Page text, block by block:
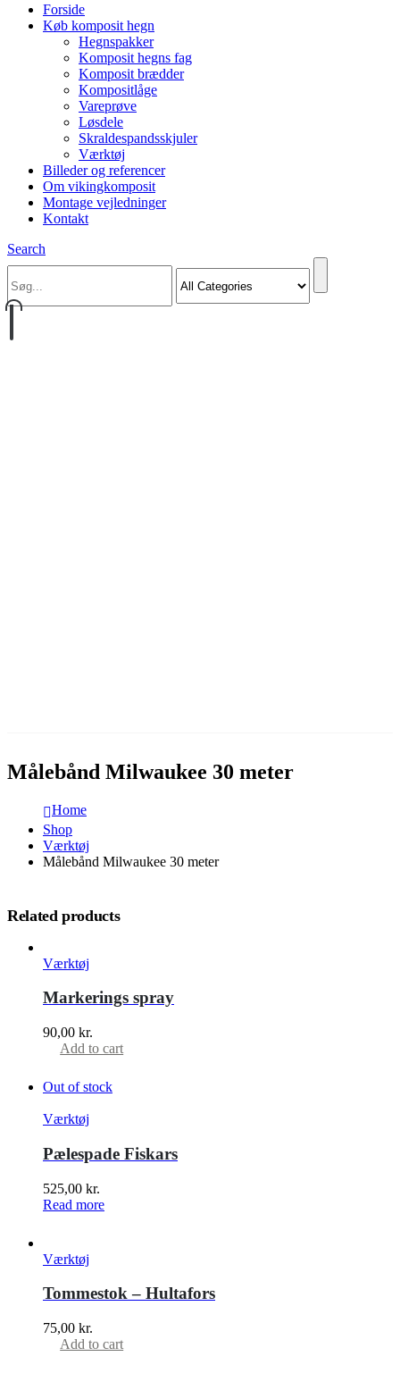
Forside
Køb komposit hegn
Hegnspakker
Komposit hegns fag
Komposit brædder
Kompositlåge
Vareprøve
Løsdele
Skraldespandsskjuler
Værktøj
Billeder og referencer
Om vikingkomposit
Montage vejledninger
Kontakt
Search
Målebånd Milwaukee 30 meter
Home
Shop
Værktøj
Målebånd Milwaukee 30 meter
Related products
Værktøj
Markerings spray
90,00 kr.
Add to cart
Out of stock
Værktøj
Pælespade Fiskars
525,00 kr.
Read more
Værktøj
Tommestok – Hultafors
75,00 kr.
Add to cart